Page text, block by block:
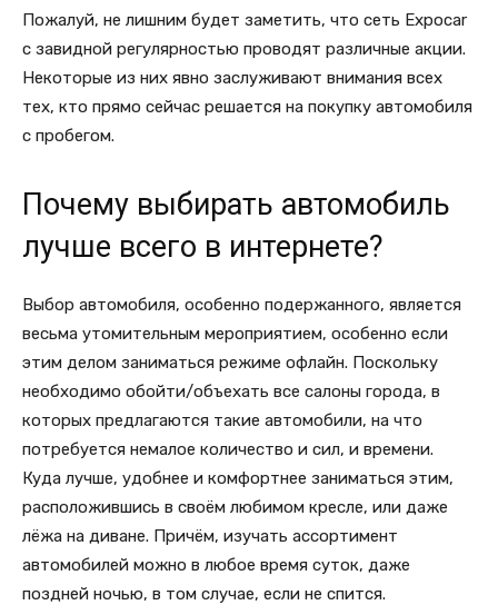
Пожалуй, не лишним будет заметить, что сеть Expocar
с завидной регулярностью проводят различные акции.
Некоторые из них явно заслуживают внимания всех
тех, кто прямо сейчас решается на покупку автомобиля
с пробегом.
Почему выбирать автомобиль
лучше всего в интернете?
Выбор автомобиля, особенно подержанного, является
весьма утомительным мероприятием, особенно если
этим делом заниматься режиме офлайн. Поскольку
необходимо обойти/объехать все салоны города, в
которых предлагаются такие автомобили, на что
потребуется немалое количество и сил, и времени.
Куда лучше, удобнее и комфортнее заниматься этим,
расположившись в своём любимом кресле, или даже
лёжа на диване. Причём, изучать ассортимент
автомобилей можно в любое время суток, даже
поздней ночью, в том случае, если не спится.